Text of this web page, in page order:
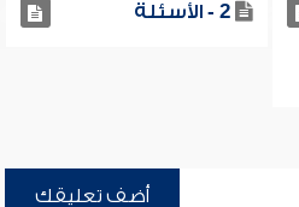
2 - الأسئلة
أضف تعليقك